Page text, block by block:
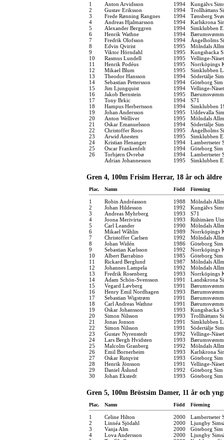
1 Anton Arvidsson 1994
Kungälvs
2
Gustav Eriksson 1994
Trollhättans
3
Frede Rønning Rangnes 1994
Tønsberg
4
Andreas Hjalmarsson 1994
Karlskrona
5
Alexander Berggren 1994
Simklubben
6
Henrik Wathne 1994
7
Fredrik Olofsson 1994
Ängelholms
8
Edvin Qvirist 1995
Mölndals
9
Viktor Hörndahl 1995
Kungsbacka
10
Rasmus Lundell 1995
Vellinge-
11
Henrik Podéus 1995
Norrköpings
12
Mikael Blum 1995
Simklubben
13
Theodor Hansson 1994
Södertälje
14
Sebastian Pettersson 1994
Göteborg Sim
15
Jim Ljungquist 1994
Vellinge-
16
Jakob Bernstein 1995
17
Tony Brkic 1994
S71
18
Hampus Herbertsson 1994
Simklubben
19
Johan Andersson 1995
Uddevalla Sim
20
Anton Welliver 1995
Mölndals
21
Oskar Emanuelsson 1994
Södertälje
22
Christoffer Roos 1995
Ängelholms
23
Arwid Anesten 1995
Simklubben
24
Kristian Henanger 1994
Lambertseter
25
Oscar Frankenfelt 1994
Göteborg Sim
26
Torbjørn Øvrebø 1994
Lambertseter
Adrian Johannesson
1995 Simklubben
Gren 4, 100m Frisim Herrar, 18 år och äldre
Plac. Namn Född Förening
1 Robin Andréasson 1988
Mölndals
2
Johan Hildesson 1992
Kungälvs
3
Andreas Myhrberg 1993
S71
4
Joona Merivirta 1993
Riihimäen
5
Carl Leander 1990
Mölndals
6
Mikael Wåhlin 1989
Norrköpings
7
Christoffer Carlsen 1992
Mölndals
8
Johan Widén 1986
Göteborg Sim
9
Sebastian Karlsson 1992
Norrköpings
10
Albert Barrabino 1985
Göteborg Sim
11
Rickard Berglund 1987
Mölndals
12
Johannes Lampela 1992
Mölndals
13
Fredrik Rosenberg 1993
Norrköpings
14
Adam Schön-Svensson 1991
Landskrona
15
Vegard Løvberg 1991
16
Henry Emil Nordhagen 1993
17
Sebastian Wigstrøm 1991
18
Carl Andreas Wathne 1991
19
Oskar Johansson 1993
Kungsbacka
20
Simon Nilsson 1993
Trollhättans
21
Jonas Jonson 1991
Simklubben
22
Simon Nilsson 1991
Södertälje
23
Gustav Nyrenstedt 1992
Vellinge-
24
Lars Bergh Hvidsten 1993
25
Malcolm Granberg 1992
Mölndals
26
Emil Bornerheim 1993
Karlskrona
27
Oskar Rutqvist 1993
Göteborg Sim
28
Henrik Jönsson 1991
Vellinge-
29
Daniel Åslund 1992
Göteborg Sim
30
Johan Ekstedt 1993 Göteborg Sim
Gren 5, 100m Bröstsim Damer, 11 år och
Plac. Namn Född Förening
1 Celine Hilton 2000
Lambertseter
2
Linnéa Sjödahl 2000
Ljungby
3
Vanja Alm 2000
Göteborg Sim
4
Lova Andersson 2000
Ljungby